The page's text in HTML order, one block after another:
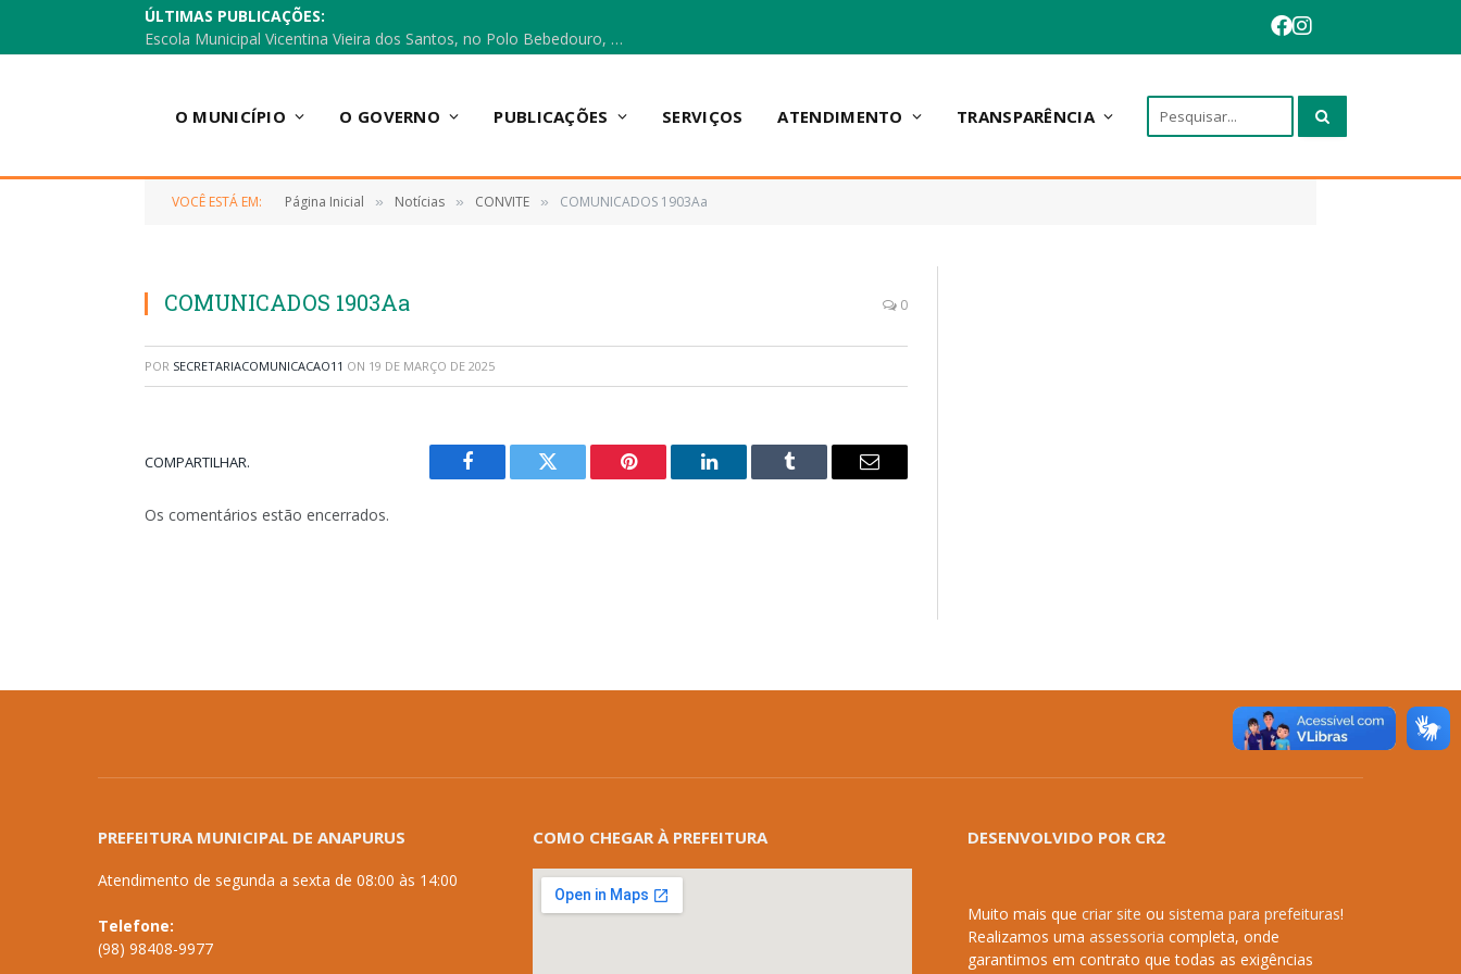
ÚLTIMAS PUBLICAÇÕES:
Escola Municipal Vicentina Vieira dos Santos, no Polo Bebedouro, recebeu materiais para a implantação do Cantinho da Leitura e da Sala Multidisciplinar.
O MUNICÍPIO O GOVERNO PUBLICAÇÕES SERVIÇOS ATENDIMENTO TRANSPARÊNCIA
VOCÊ ESTÁ EM: Página Inicial » Notícias » CONVITE » COMUNICADOS 1903Aa
COMUNICADOS 1903Aa 0
POR SECRETARIACOMUNICACAO11 ON 19 DE MARÇO DE 2025
COMPARTILHAR.
Facebook Twitter Pinterest LinkedIn Tumblr
E-
Os comentários estão encerrados.
PREFEITURA MUNICIPAL DE ANAPURUS
Atendimento de segunda a sexta de 08:00 às 14:00
Telefone:
(98) 98408-9977
COMO CHEGAR À PREFEITURA DESENVOLVIDO POR CR2
Muito mais que criar site ou sistema para prefeituras!
Realizamos uma assessoria completa, onde
garantimos em contrato que todas as exigências